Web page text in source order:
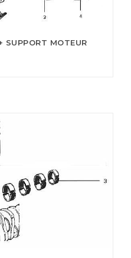
SUPPORT MOTEUR